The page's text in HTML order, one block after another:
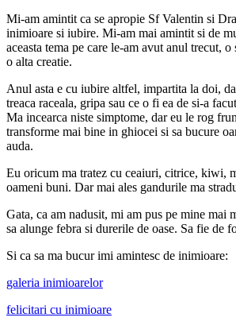
Mi-am amintit ca se apropie Sf Valentin si
inimioare si iubire. Mi-am mai amintit si de
aceasta tema pe care le-am avut anul trecut, o
o alta creatie.
Anul asta e cu iubire altfel, impartita la doi,
treaca raceala, gripa sau ce o fi ea de si-a
Ma incearca niste simptome, dar eu le rog
transforme mai bine in ghiocei si sa bucure
auda.
Eu oricum ma tratez cu ceaiuri, citrice, kiwi,
oameni buni. Dar mai ales gandurile ma
Gata, ca am nadusit, mi am pus pe mine mai
sa alunge febra si durerile de oase. Sa fie de
Si ca sa ma bucur imi amintesc de inimioare:
galeria inimioarelor
felicitari cu inimioare